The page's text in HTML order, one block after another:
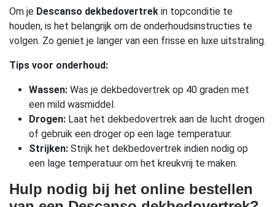
Om je Descanso dekbedovertrek in topconditie te
houden, is het belangrijk om de onderhoudsinstructies te
volgen. Zo geniet je langer van een frisse en luxe uitstraling.
Tips voor onderhoud:
Wassen: Was je dekbedovertrek op 40 graden met
een mild wasmiddel.
Drogen: Laat het dekbedovertrek aan de lucht drogen
of gebruik een droger op een lage temperatuur.
Strijken: Strijk het dekbedovertrek indien nodig op
een lage temperatuur om het kreukvrij te maken.
Hulp nodig bij het online bestellen